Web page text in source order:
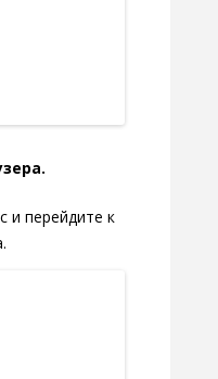
и перейдите к